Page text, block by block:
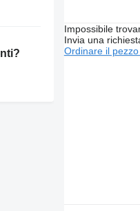
Impossibile
Invia una
Ordinare il